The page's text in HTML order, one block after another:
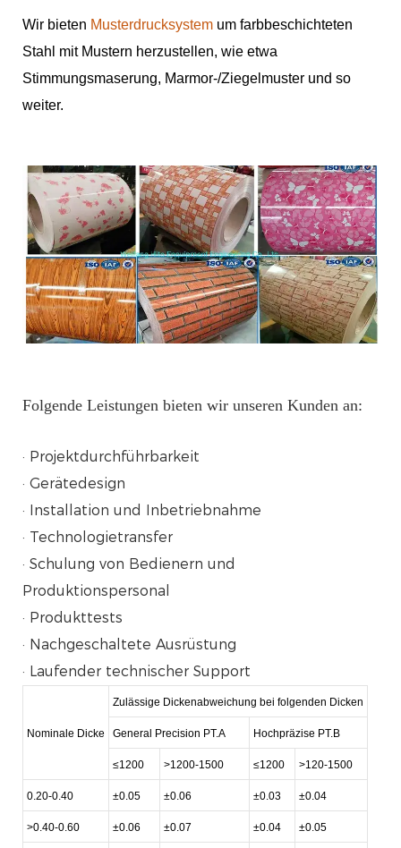
Wir bieten Musterdrucksystem um farbbeschichteten
Stahl mit Mustern herzustellen, wie etwa
Stimmungsmaserung, Marmor-/Ziegelmuster und so
weiter.
Folgende Leistungen bieten wir unseren Kunden an:
· Projektdurchführbarkeit
· Gerätedesign
· Installation und Inbetriebnahme
· Technologietransfer
· Schulung von Bedienern und
Produktionspersonal
· Produkttests
· Nachgeschaltete Ausrüstung
· Laufender technischer Support
Nominale Dicke
Zulässige Dickenabweichung bei folgenden Dicken
General Precision PT.A Hochpräzise PT.B
≤1200 >1200-1500 ≤1200 >120-1500
0.20-0.40 ±0.05 ±0.06 ±0.03 ±0.04
>0.40-0.60 ±0.06 ±0.07 ±0.04 ±0.05